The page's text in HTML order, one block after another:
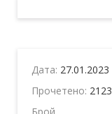
Дата: 27.01.2023
Прочетено: 2123